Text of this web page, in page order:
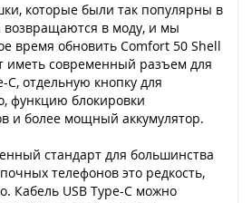
которые были так популярны в
возвращаются в моду, и мы
время обновить Comfort 50 Shell
иметь современный разъем для
C, отдельную кнопку для
функцию блокировки
и более мощный аккумулятор.
стандарт для большинства
телефонов это редкость,
Кабель USB Type-C можно